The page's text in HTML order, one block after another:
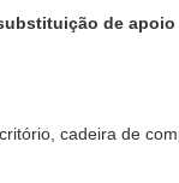
de
cadeira de